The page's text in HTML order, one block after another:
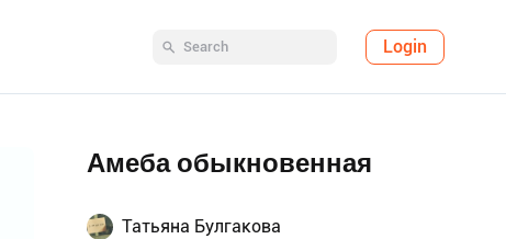
Login
Амеба обыкновенная
Татьяна Булгакова